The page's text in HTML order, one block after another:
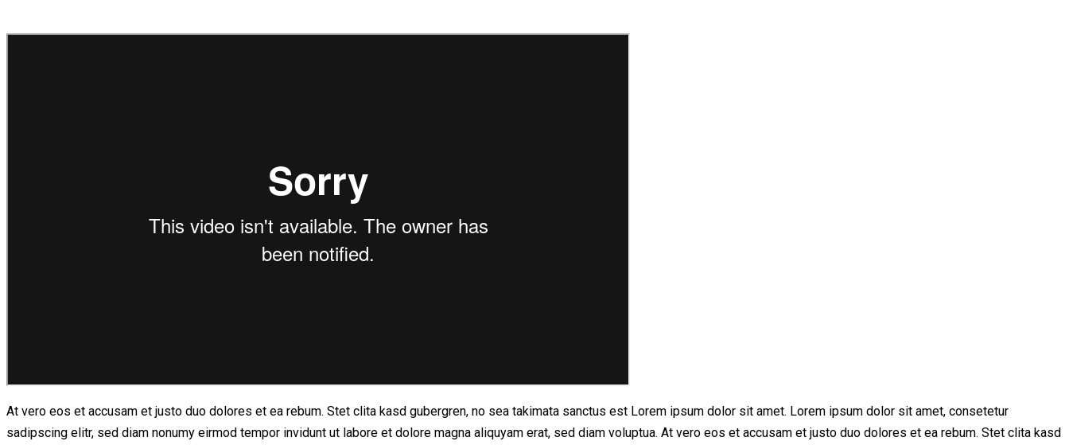
At vero eos et accusam et justo duo dolores et ea rebum. Stet clita kasd gubergren, no sea takimata sanctus est Lorem ipsum dolor sit amet. Lorem ipsum dolor sit amet, consetetur
sadipscing elitr, sed diam nonumy eirmod tempor invidunt ut labore et dolore magna aliquyam erat, sed diam voluptua. At vero eos et accusam et justo duo dolores et ea rebum. Stet clita kasd